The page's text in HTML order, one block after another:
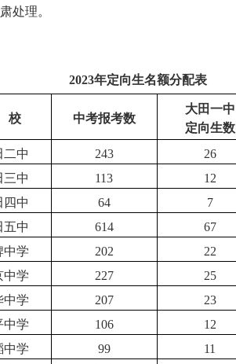
处理。
2023年定向生名额分配表
校 中考报考数
大田一中
定向生数
二中 243 26
三中 113 12
四中 64 7
五中 614 67
中学 202 22
中学 227 25
中学 207 23
中学 106 12
中学 99 11